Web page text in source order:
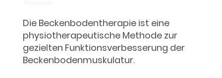
Die Beckenbodentherapie ist eine
physiotherapeutische Methode zur
gezielten Funktionsverbesserung der
Beckenbodenmuskulatur.